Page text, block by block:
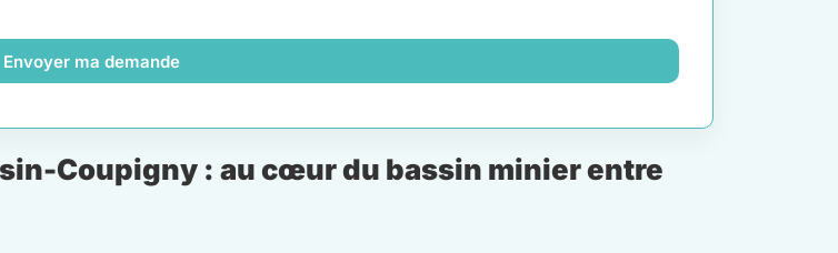
Envoyer ma demande
Coupigny : au cœur du bassin minier entre